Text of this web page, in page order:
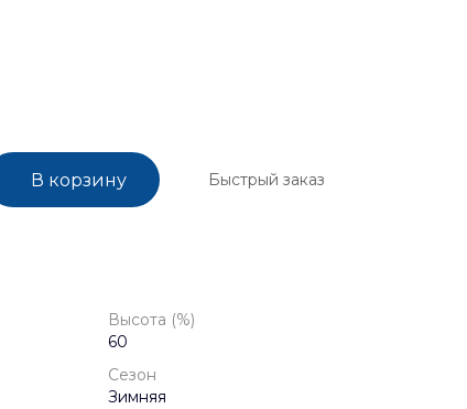
В корзину Быстрый заказ
Высота (%)
60
Сезон
Зимняя